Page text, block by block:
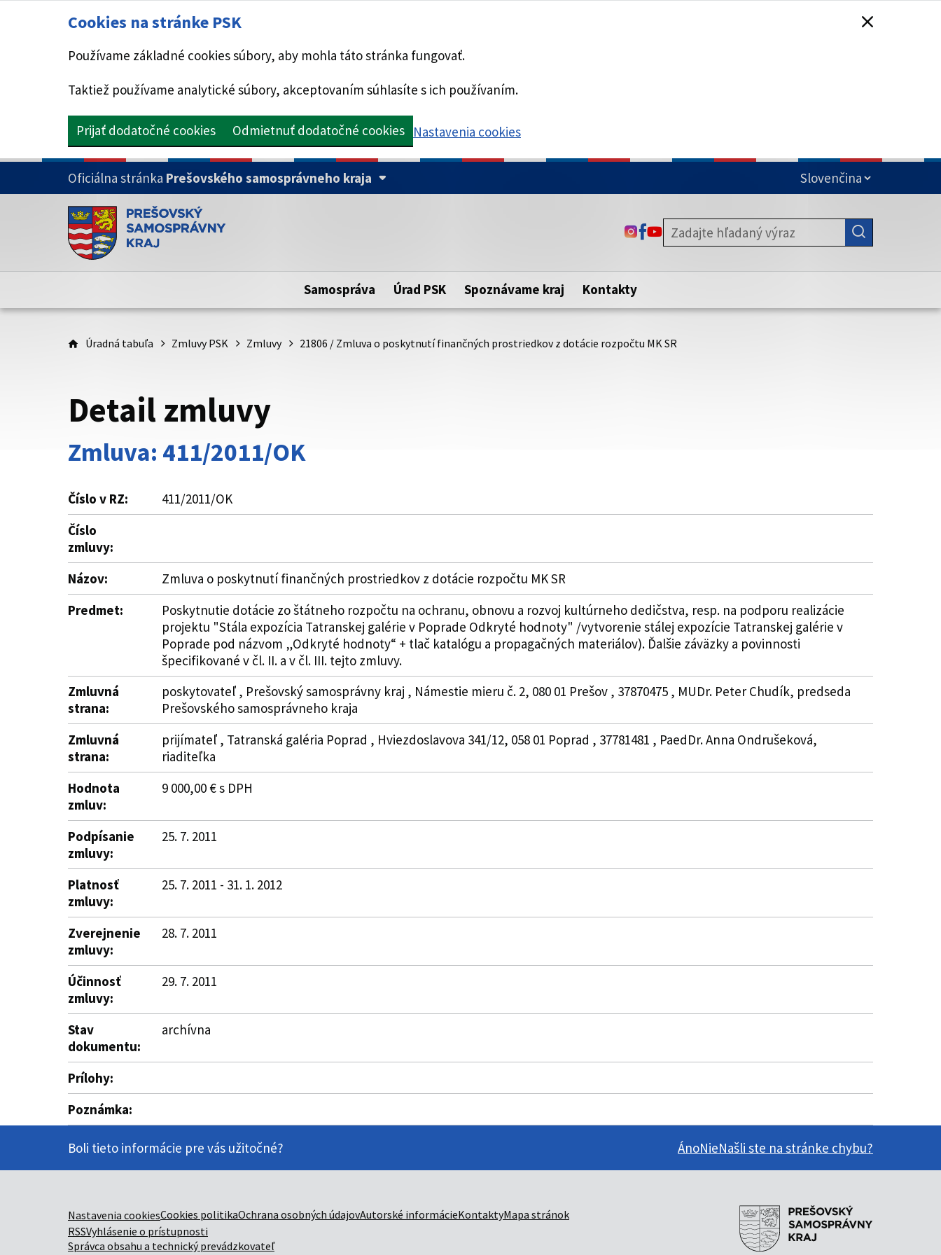
Cookies na stránke PSK
Používame základné cookies súbory, aby mohla táto stránka fungovať.
Taktiež používame analytické súbory, akceptovaním súhlasíte s ich používaním.
Prijať dodatočné cookies Odmietnuť dodatočné cookies Nastavenia cookies
PRESKOČIŤ NA HLAVNÝ OBSAH
Oficiálna stránka Prešovského samosprávneho kraja
Doména psk.sk je oficiálna
Toto je oficiálna webová stránka Prešovského samosprávneho kraja.
Táto stránka je zabezpečená
zabezpečenú webovú stránku. Zabezpečená stránka vždy začína
https:// pred názvom domény webového sídla.
ODKAZ SA OTVORÍ NA NOVEJ KARTE
ODKAZ SA OTVORÍ NA NOVEJ KARTE
ODKAZ SA OTVORÍ NA NOVEJ KARTE
Samospráva Úrad PSK Spoznávame kraj Kontakty
Úradná tabuľa Zmluvy PSK Zmluvy 21806 / Zmluva o poskytnutí finančných prostriedkov z dotácie rozpočtu MK SR
Detail zmluvy
Zmluva: 411/2011/OK
Číslo v RZ:
411/2011/OK
Číslo
zmluvy:
Názov:
Zmluva o poskytnutí finančných prostriedkov z dotácie rozpočtu MK SR
Predmet:
Poskytnutie dotácie zo štátneho rozpočtu na ochranu, obnovu a rozvoj kultúrneho dedičstva, resp. na podporu realizácie
projektu "Stála expozícia Tatranskej galérie v Poprade Odkryté hodnoty" /vytvorenie stálej expozície Tatranskej galérie v
Poprade pod názvom „Odkryté hodnoty“ + tlač katalógu a propagačných materiálov). Ďalšie záväzky a povinnosti
špecifikované v čl. II. a v čl. III. tejto zmluvy.
Zmluvná
strana:
poskytovateľ , Prešovský samosprávny kraj , Námestie mieru č. 2, 080 01 Prešov , 37870475 , MUDr. Peter Chudík, predseda
Prešovského samosprávneho kraja
Zmluvná
strana:
prijímateľ , Tatranská galéria Poprad , Hviezdoslavova 341/12, 058 01 Poprad , 37781481 , PaedDr. Anna Ondrušeková,
riaditeľka
Hodnota
zmluv:
9 000,00 € s DPH
Podpísanie
zmluvy:
25. 7. 2011
Platnosť
zmluvy:
25. 7. 2011 - 31. 1. 2012
Zverejnenie
zmluvy:
28. 7. 2011
Účinnosť
zmluvy:
29. 7. 2011
Stav
dokumentu:
archívna
Prílohy:
Poznámka:
Boli tieto informácie pre vás užitočné? ÁnoNieNašli ste na stránke chybu?
Nastavenia cookiesCookies politikaOchrana osobných údajovAutorské informácieKontaktyMapa stránok
RSSVyhlásenie o prístupnosti
Správca obsahu a technický prevádzkovateľ